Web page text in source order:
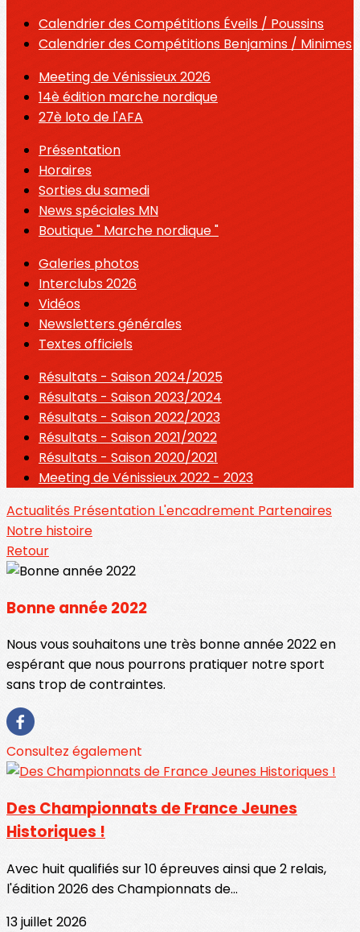
Calendrier des Compétitions Éveils / Poussins
Calendrier des Compétitions Benjamins / Minimes
Meeting de Vénissieux 2026
14è édition marche nordique
27è loto de l'AFA
Présentation
Horaires
Sorties du samedi
News spéciales MN
Boutique " Marche nordique "
Galeries photos
Interclubs 2026
Vidéos
Newsletters générales
Textes officiels
Résultats - Saison 2024/2025
Résultats - Saison 2023/2024
Résultats - Saison 2022/2023
Résultats - Saison 2021/2022
Résultats - Saison 2020/2021
Meeting de Vénissieux 2022 - 2023
Actualités Présentation L'encadrement Partenaires
Notre histoire
Retour
Bonne année 2022
Nous vous souhaitons une très bonne année 2022 en
espérant que nous pourrons pratiquer notre sport
sans trop de contraintes.
Consultez également
Des Championnats de France Jeunes
Historiques !
Avec huit qualifiés sur 10 épreuves ainsi que 2 relais,
l'édition 2026 des Championnats de...
13 juillet 2026